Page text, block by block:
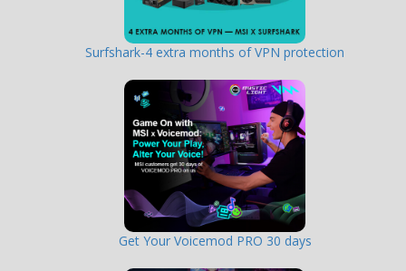
Surfshark-4 extra months of VPN protection
Get Your Voicemod PRO 30 days